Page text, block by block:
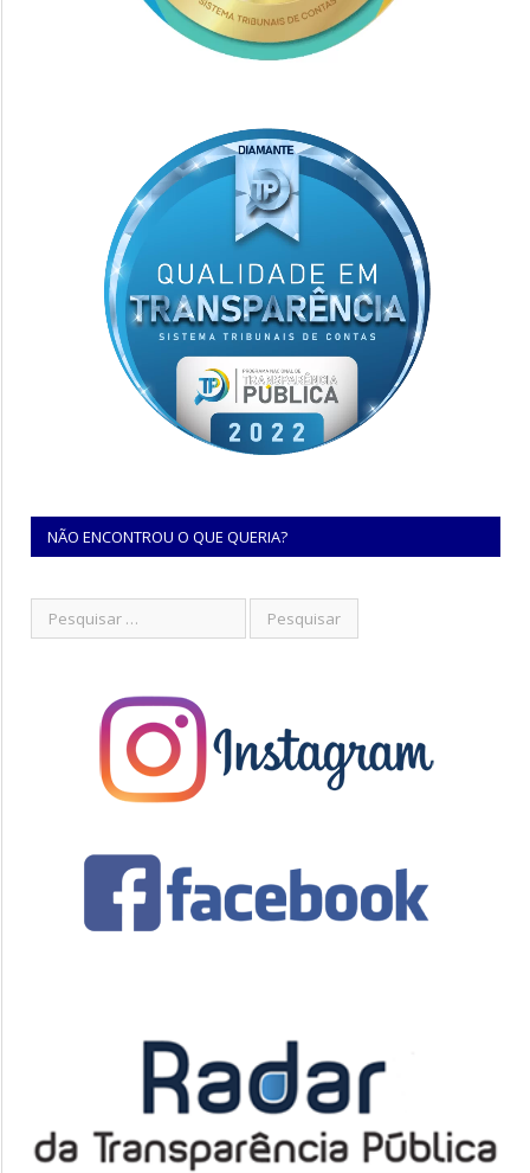
NÃO ENCONTROU O QUE QUERIA?